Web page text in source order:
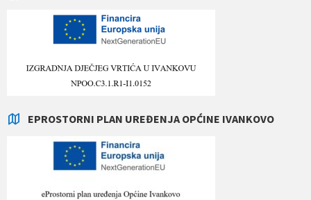
EPROSTORNI PLAN UREĐENJA OPĆINE IVANKOVO